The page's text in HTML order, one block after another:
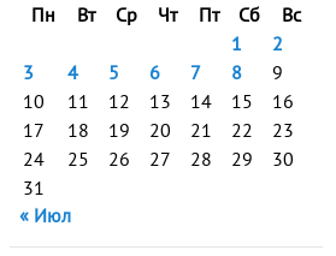
Пн
Вт Ср Чт Пт Сб
Вс
1
2
3
4 5 6 7 8
9
10
11 12 13 14 15
16
17
18 19 20 21 22
23
24
25 26 27 28 29
30
31
« Июл